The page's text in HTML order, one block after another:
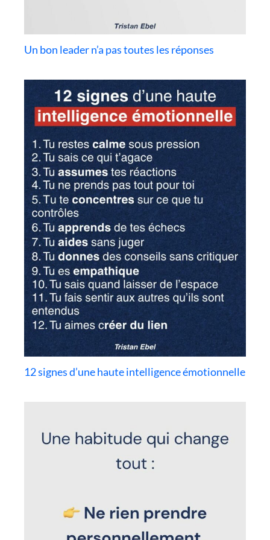
Un bon leader n’a pas toutes les réponses
12 signes d’une haute intelligence émotionnelle